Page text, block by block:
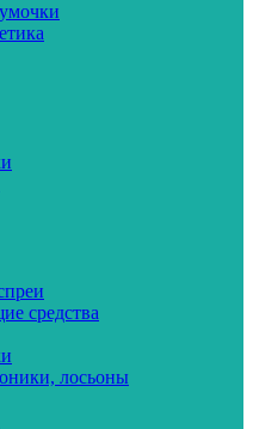
средства
лосьоны